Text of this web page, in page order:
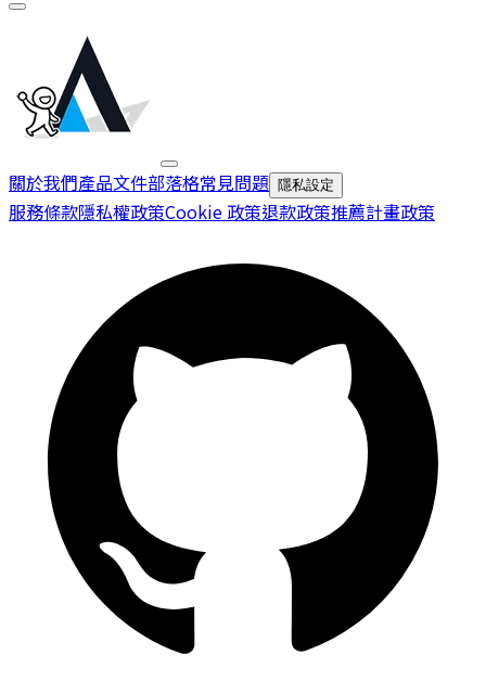
關於我們產品文件部落格常見問題 隱私設定
服務條款隱私權政策Cookie 政策退款政策推薦計畫政策